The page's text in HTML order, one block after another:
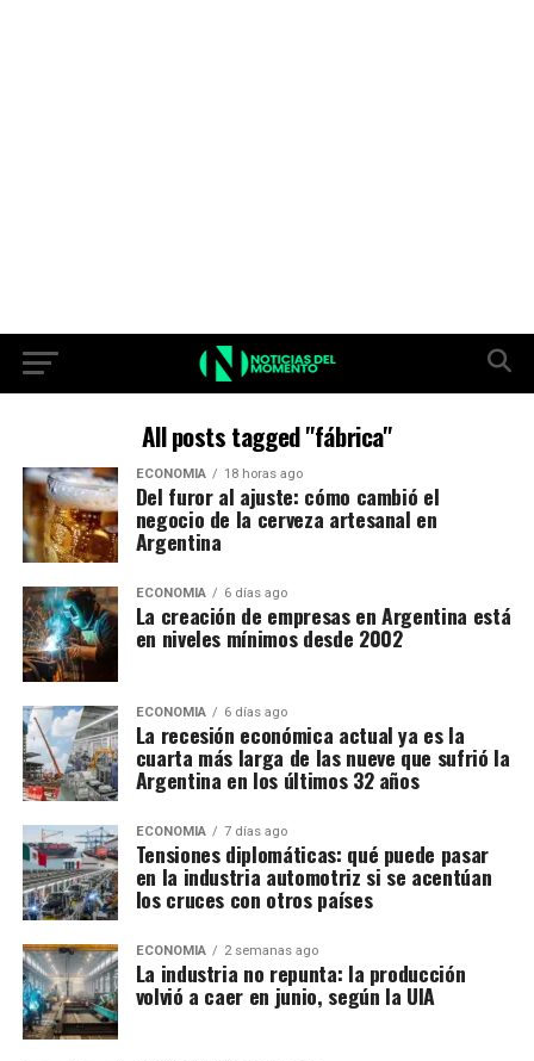
All posts tagged "fábrica"
ECONOMIA 18 horas ago
Del furor al ajuste: cómo cambió el
negocio de la cerveza artesanal en
Argentina
ECONOMIA 6 días ago
La creación de empresas en Argentina está
en niveles mínimos desde 2002
ECONOMIA 6 días ago
La recesión económica actual ya es la
cuarta más larga de las nueve que sufrió la
Argentina en los últimos 32 años
ECONOMIA 7 días ago
Tensiones diplomáticas: qué puede pasar
en la industria automotriz si se acentúan
los cruces con otros países
ECONOMIA 2 semanas ago
La industria no repunta: la producción
volvió a caer en junio, según la UIA